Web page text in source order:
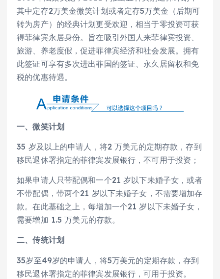
其中定存2万美金微笑计划或者定存5万美金（后期可
转为房产）的经典计划更受欢迎，相当于零投资可获
得菲律宾永居身份。旨在吸引外国人来菲律宾投资、
旅游、养老度假，促进菲律宾经济和社会发展。拥有
此签证可享有多次进出菲国的签证、永久居留权和免
税的优惠待遇。
一、微笑计划
35 岁及以上的申请人，将2 万美元的定期存款，存到
移民退休署指定的菲律宾发展银行，不可用于投资；
如果申请人只带配偶和一个21 岁以下未婚子女，或者
不带配偶，带两个21 岁以下未婚子女，不需要增加存
款。在此基础之上，每增加一个21 岁以下未婚子女，
需要增加 1.5 万美元的存款。
二、传统计划
35岁至49岁的申请人，将5万美元的定期存款，存到
移民退休署指定的菲律宾发展银行，可用于投资。